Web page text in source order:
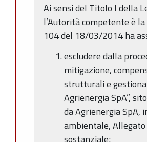
Ai sensi del Titolo I della
l’Autorità competente è
104 del 18/03/2014 ha
escludere dalla
mitigazione,
strutturali e
Agrienergia SpA”,
da Agrienergia SpA,
ambientale,